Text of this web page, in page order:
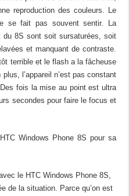
reproduction des couleurs. Le
se fait pas souvent sentir. La
du 8S sont soit sursaturées, soit
et manquant de contraste.
terrible et le flash a la fâcheuse
l’appareil n’est pas constant
fois la mise au point est ultra
secondes pour faire le focus et
Windows Phone 8S pour sa
le HTC Windows Phone 8S,
de la situation. Parce qu’on est